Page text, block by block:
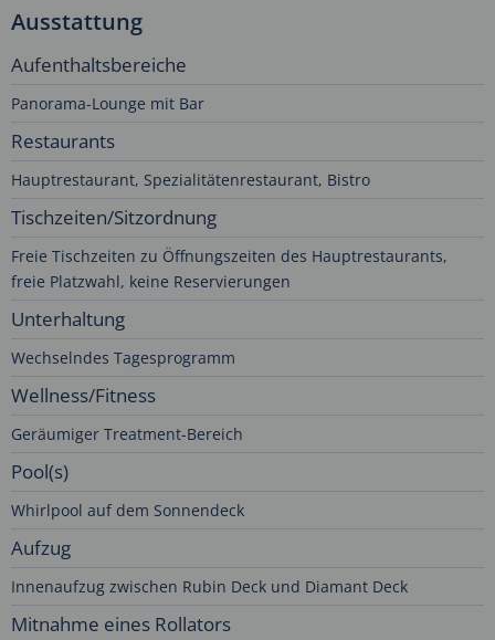
Ausstattung
Aufenthaltsbereiche
Panorama-Lounge mit Bar
Restaurants
Hauptrestaurant, Spezialitätenrestaurant, Bistro
Tischzeiten/Sitzordnung
Freie Tischzeiten zu Öffnungszeiten des Hauptrestaurants,
freie Platzwahl, keine Reservierungen
Unterhaltung
Wechselndes Tagesprogramm
Wellness/Fitness
Geräumiger Treatment-Bereich
Pool(s)
Whirlpool auf dem Sonnendeck
Aufzug
Innenaufzug zwischen Rubin Deck und Diamant Deck
Mitnahme eines Rollators